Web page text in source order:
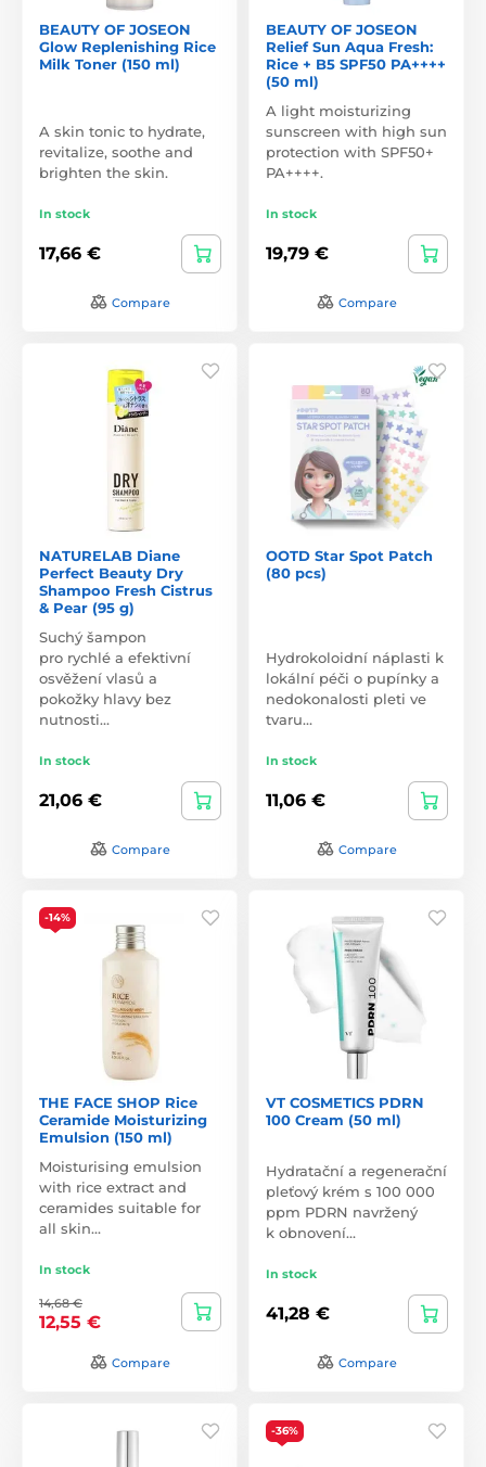
BEAUTY OF JOSEON
Glow Replenishing Rice
Milk Toner (150 ml)
A skin tonic to hydrate,
revitalize, soothe and
brighten the skin.
In stock
17,66 €
Compare
BEAUTY OF JOSEON
Relief Sun Aqua Fresh:
Rice + B5 SPF50 PA++++
(50 ml)
A light moisturizing
sunscreen with high sun
protection with SPF50+
PA++++.
In stock
19,79 €
Compare
NATURELAB Diane
Perfect Beauty Dry
Shampoo Fresh Cistrus
& Pear (95 g)
Suchý šampon
pro rychlé a efektivní
osvěžení vlasů a
pokožky hlavy bez
nutnosti…
In stock
21,06 €
Compare
OOTD Star Spot Patch
(80 pcs)
Hydrokoloidní náplasti k
lokální péči o pupínky a
nedokonalosti pleti ve
tvaru…
In stock
11,06 €
Compare
-14%
THE FACE SHOP Rice
Ceramide Moisturizing
Emulsion (150 ml)
Moisturising emulsion
with rice extract and
ceramides suitable for
all skin…
In stock
14,68 €
12,55 €
Compare
VT COSMETICS PDRN
100 Cream (50 ml)
Hydratační a regenerační
pleťový krém s 100 000
ppm PDRN navržený
k obnovení…
In stock
41,28 €
Compare
-36%